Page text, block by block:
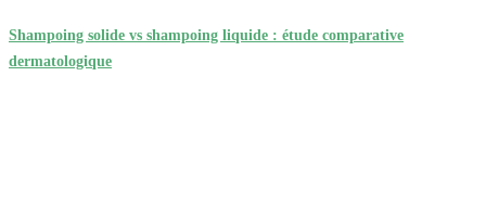
Shampoing solide vs shampoing liquide : étude comparative
dermatologique